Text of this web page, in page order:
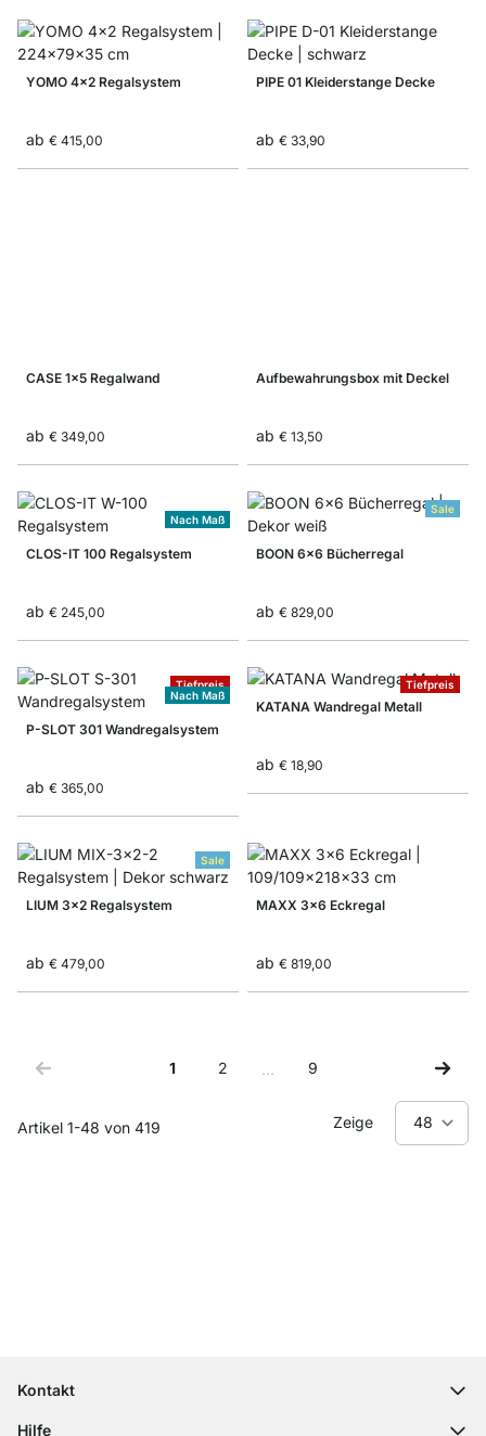
YOMO 4x2 Regalsystem
ab € 415,00
PIPE 01 Kleiderstange Decke
ab € 33,90
CASE 1x5 Regalwand
ab € 349,00
Aufbewahrungsbox mit Deckel
ab € 13,50
Nach Maß
CLOS-IT 100 Regalsystem
ab € 245,00
Sale
BOON 6x6 Bücherregal
ab € 829,00
Tiefpreis
Nach Maß
P-SLOT 301 Wandregalsystem
ab € 365,00
Tiefpreis
KATANA Wandregal Metall
ab € 18,90
Sale
LIUM 3x2 Regalsystem
ab € 479,00
MAXX 3x6 Eckregal
ab € 819,00
Artikel 1-48 von 419
Sie lesen gerade Seite
1
Seite
2 …
Seite
9
Zeige
Kontakt
contact@regalraum.com
Hilfe